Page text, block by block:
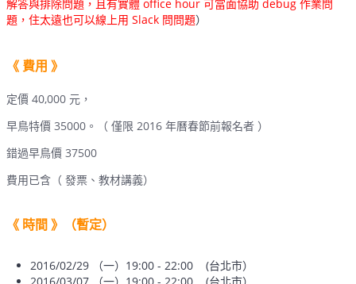
解答與排除問題，且有實體 office hour 可當面協助 debug 作業問
題，住太遠也可以線上用 Slack 問問題）
《 費用 》
定價 40,000 元，
早鳥特價 35000。（ 僅限 2016 年曆春節前報名者 ）
錯過早鳥價 37500
費用已含（ 發票、教材講義）
《 時間 》（暫定）
2016/02/29 （一）19:00 - 22:00 (台北市）